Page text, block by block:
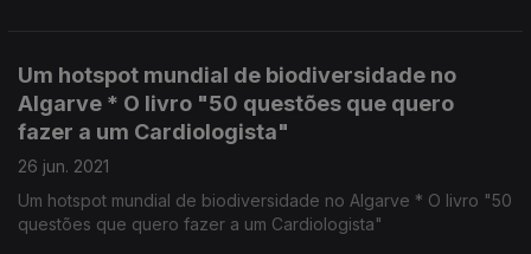
Um hotspot mundial de biodiversidade no
Algarve * O livro "50 questões que quero
fazer a um Cardiologista"
26 jun. 2021
Um hotspot mundial de biodiversidade no Algarve * O livro "50
questões que quero fazer a um Cardiologista"